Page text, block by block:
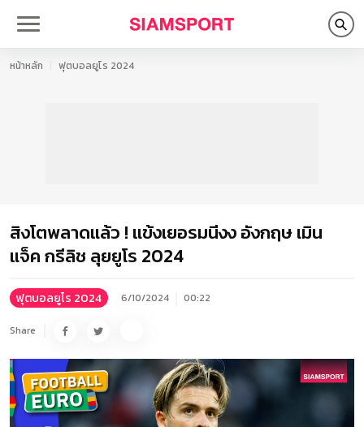
หน้าหลัก ฟุตบอลยูโร 2024
สิงโตพลาดแล้ว ! แข้งเยอรมนีงง อังกฤษ เมิน
แจ็ค กรีลิช ลุยยูโร 2024
ฟุตบอลยูโร 2024 6/10/2024 00:22
Share